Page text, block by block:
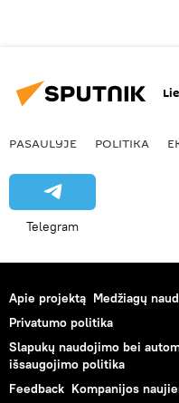
PASAULYJE POLITIKA
Telegram
Apie projektą Medžiagų
Privatumo politika
Slapukų naudojimo bei
išsaugojimo politika
Feedback Kompanijos